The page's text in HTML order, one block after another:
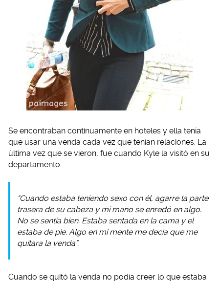
Se encontraban continuamente en hoteles y ella tenía
que usar una venda cada vez que tenían relaciones. La
última vez que se vieron, fue cuando Kyle la visitó en su
departamento.
“Cuando estaba teniendo sexo con él, agarre la parte
trasera de su cabeza y mi mano se enredó en algo.
No se sentía bien. Estaba sentada en la cama y el
estaba de pie. Algo en mi mente me decía que me
quitara la venda”.
Cuando se quitó la venda no podía creer lo que estaba